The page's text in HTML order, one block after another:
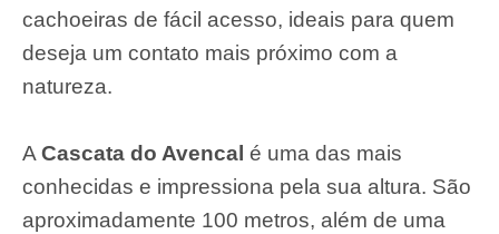
cachoeiras de fácil acesso, ideais para quem
deseja um contato mais próximo com a
natureza.
A Cascata do Avencal é uma das mais
conhecidas e impressiona pela sua altura. São
aproximadamente 100 metros, além de uma